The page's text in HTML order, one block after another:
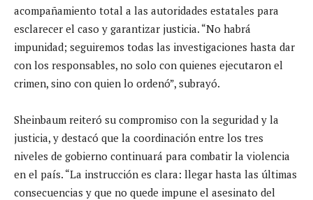
acompañamiento total a las autoridades estatales para
esclarecer el caso y garantizar justicia. “No habrá
impunidad; seguiremos todas las investigaciones hasta dar
con los responsables, no solo con quienes ejecutaron el
crimen, sino con quien lo ordenó”, subrayó.
Sheinbaum reiteró su compromiso con la seguridad y la
justicia, y destacó que la coordinación entre los tres
niveles de gobierno continuará para combatir la violencia
en el país. “La instrucción es clara: llegar hasta las últimas
consecuencias y que no quede impune el asesinato del